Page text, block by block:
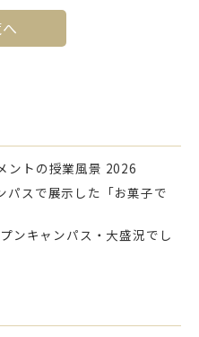
ントの授業風景 2026
パスで展示した「お菓子で
ンキャンパス・大盛況でし